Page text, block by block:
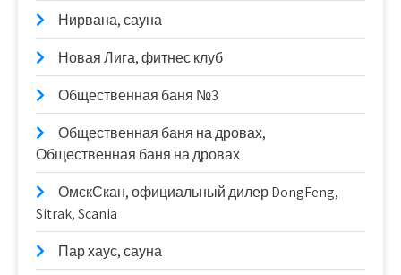
Нирвана, сауна
Новая Лига, фитнес клуб
Общественная баня №3
Общественная баня на дровах,
Общественная баня на дровах
ОмскСкан, официальный дилер DongFeng,
Sitrak, Scania
Пар хаус, сауна